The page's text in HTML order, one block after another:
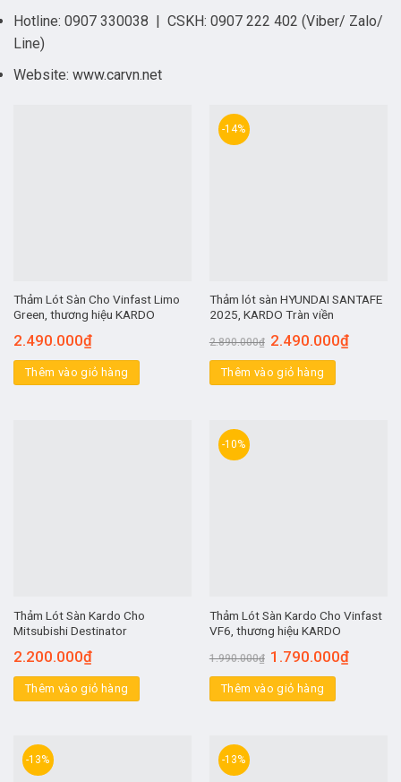
Hotline: 0907 330038 | CSKH: 0907 222 402 (Viber/ Zalo/
Line)
Website: www.carvn.net
Thảm Lót Sàn Cho Vinfast Limo
Green, thương hiệu KARDO
2.490.000₫
Thêm vào giỏ hàng
-14%
Thảm lót sàn HYUNDAI SANTAFE
2025, KARDO Tràn viền
2.890.000₫ 2.490.000₫
Thêm vào giỏ hàng
Thảm Lót Sàn Kardo Cho
Mitsubishi Destinator
2.200.000₫
Thêm vào giỏ hàng
-10%
Thảm Lót Sàn Kardo Cho Vinfast
VF6, thương hiệu KARDO
1.990.000₫ 1.790.000₫
Thêm vào giỏ hàng
-13% -13%